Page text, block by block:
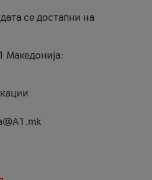
се достапни на
Македонија: